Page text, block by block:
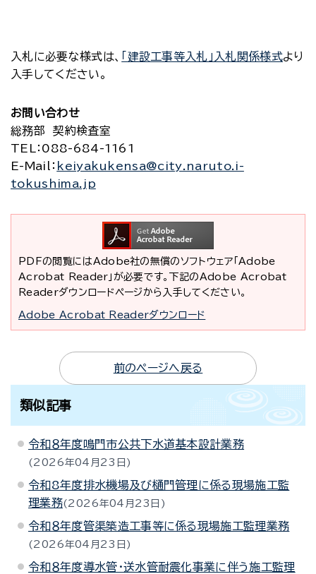
入札に必要な様式は、 「建設工事等入札」入札関係様式より
入手してください。
お問い合わせ
総務部 契約検査室
TEL
：088-684-1161
E-Mail
： keiyakukensa@city.naruto.i-
tokushima.jp
PDFの閲覧にはAdobe社の無償のソフトウェア「Adobe
Acrobat Reader」が必要です。下記のAdobe Acrobat
Readerダウンロードページから入手してください。
Adobe Acrobat Readerダウンロード
前のページへ戻る
類似記事
令和８年度鳴門市公共下水道基本設計業務
2026年04月23日
令和8年度排水機場及び樋門管理に係る現場施工監
理業務 2026年04月23日
令和８年度管渠築造工事等に係る現場施工監理業務
2026年04月23日
令和８年度導水管・送水管耐震化事業に伴う施工監理